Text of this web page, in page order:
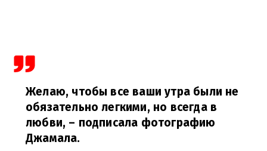
Желаю, чтобы все ваши утра были не
обязательно легкими, но всегда в
любви, – подписала фотографию
Джамала.